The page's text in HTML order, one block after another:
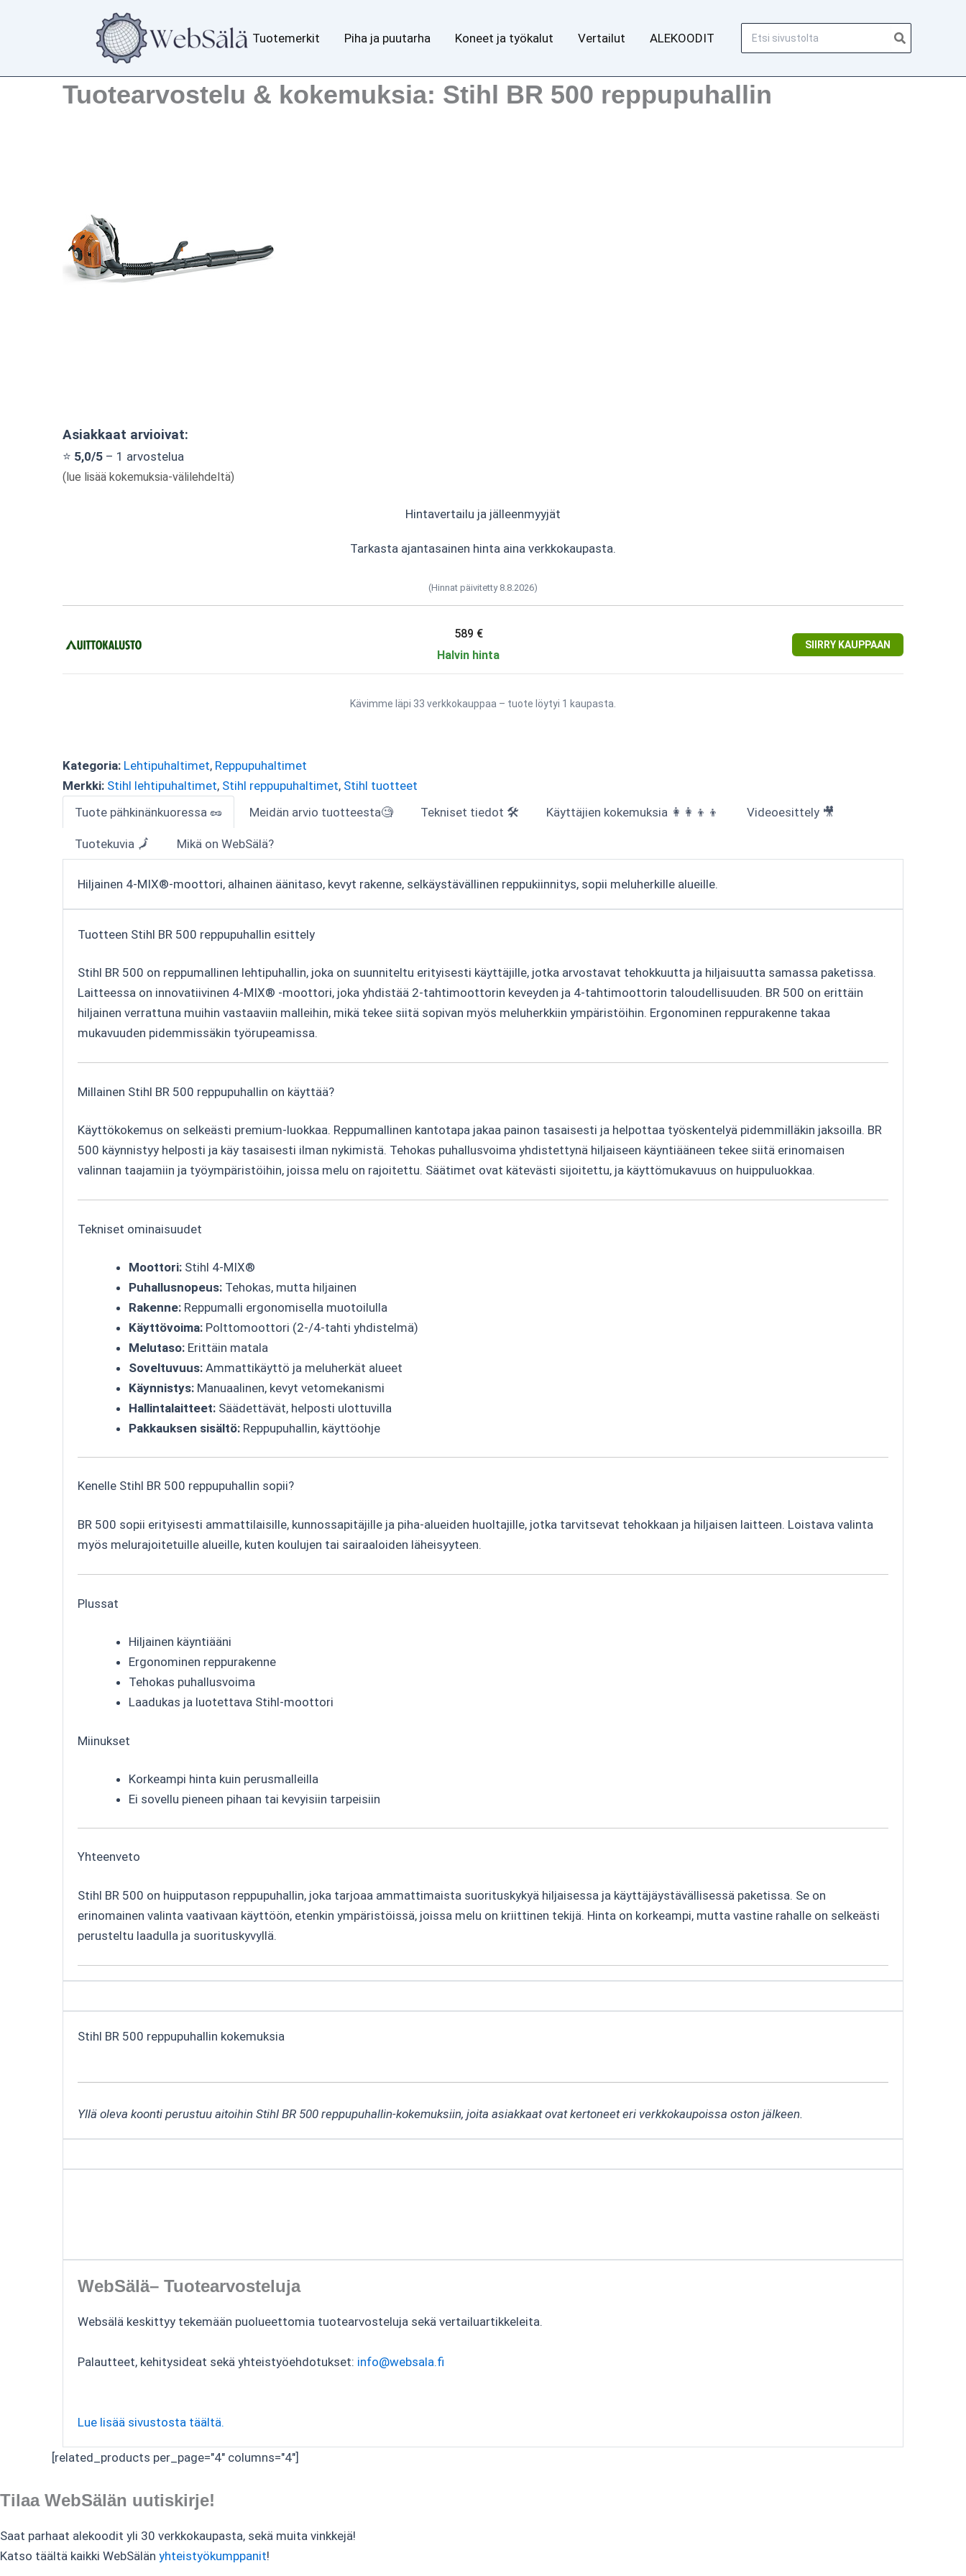
Tuotemerkit Piha ja puutarha Koneet ja työkalut Vertailut ALEKOODIT
Tuotearvostelu & kokemuksia: Stihl BR 500 reppupuhallin
Asiakkaat arvioivat:
⭐ 5,0/5 – 1 arvostelua
(lue lisää kokemuksia-välilehdeltä)
Hintavertailu ja jälleenmyyjät
Tarkasta ajantasainen hinta aina verkkokaupasta.
(Hinnat päivitetty 8.8.2026)
589 €
Halvin hinta
SIIRRY KAUPPAAN
Kävimme läpi 33 verkkokauppaa – tuote löytyi 1 kaupasta.
Kategoria: Lehtipuhaltimet, Reppupuhaltimet
Merkki: Stihl lehtipuhaltimet, Stihl reppupuhaltimet, Stihl tuotteet
Tuote pähkinänkuoressa 🥜
Meidän arvio tuotteesta🧐 Tekniset tiedot 🛠 Käyttäjien kokemuksia 👩‍👩‍👦‍👦 Videoesittely 🎥
Tuotekuvia 🗾 Mikä on WebSälä?
Hiljainen 4-MIX®-moottori, alhainen äänitaso, kevyt rakenne, selkäystävällinen reppukiinnitys, sopii meluherkille alueille.
Tuotteen Stihl BR 500 reppupuhallin esittely
Stihl BR 500 on reppumallinen lehtipuhallin, joka on suunniteltu erityisesti käyttäjille, jotka arvostavat tehokkuutta ja hiljaisuutta samassa paketissa.
Laitteessa on innovatiivinen 4-MIX® -moottori, joka yhdistää 2-tahtimoottorin keveyden ja 4-tahtimoottorin taloudellisuuden. BR 500 on erittäin
hiljainen verrattuna muihin vastaaviin malleihin, mikä tekee siitä sopivan myös meluherkkiin ympäristöihin. Ergonominen reppurakenne takaa
mukavuuden pidemmissäkin työrupeamissa.
Millainen Stihl BR 500 reppupuhallin on käyttää?
Käyttökokemus on selkeästi premium-luokkaa. Reppumallinen kantotapa jakaa painon tasaisesti ja helpottaa työskentelyä pidemmilläkin jaksoilla. BR
500 käynnistyy helposti ja käy tasaisesti ilman nykimistä. Tehokas puhallusvoima yhdistettynä hiljaiseen käyntiääneen tekee siitä erinomaisen
valinnan taajamiin ja työympäristöihin, joissa melu on rajoitettu. Säätimet ovat kätevästi sijoitettu, ja käyttömukavuus on huippuluokkaa.
Tekniset ominaisuudet
Moottori: Stihl 4-MIX®
Puhallusnopeus: Tehokas, mutta hiljainen
Rakenne: Reppumalli ergonomisella muotoilulla
Käyttövoima: Polttomoottori (2-/4-tahti yhdistelmä)
Melutaso: Erittäin matala
Soveltuvuus: Ammattikäyttö ja meluherkät alueet
Käynnistys: Manuaalinen, kevyt vetomekanismi
Hallintalaitteet: Säädettävät, helposti ulottuvilla
Pakkauksen sisältö: Reppupuhallin, käyttöohje
Kenelle Stihl BR 500 reppupuhallin sopii?
BR 500 sopii erityisesti ammattilaisille, kunnossapitäjille ja piha-alueiden huoltajille, jotka tarvitsevat tehokkaan ja hiljaisen laitteen. Loistava valinta
myös melurajoitetuille alueille, kuten koulujen tai sairaaloiden läheisyyteen.
Plussat
Hiljainen käyntiääni
Ergonominen reppurakenne
Tehokas puhallusvoima
Laadukas ja luotettava Stihl-moottori
Miinukset
Korkeampi hinta kuin perusmalleilla
Ei sovellu pieneen pihaan tai kevyisiin tarpeisiin
Yhteenveto
Stihl BR 500 on huipputason reppupuhallin, joka tarjoaa ammattimaista suorituskykyä hiljaisessa ja käyttäjäystävällisessä paketissa. Se on
erinomainen valinta vaativaan käyttöön, etenkin ympäristöissä, joissa melu on kriittinen tekijä. Hinta on korkeampi, mutta vastine rahalle on selkeästi
perusteltu laadulla ja suorituskyvyllä.
Stihl BR 500 reppupuhallin kokemuksia
Yllä oleva koonti perustuu aitoihin Stihl BR 500 reppupuhallin-kokemuksiin, joita asiakkaat ovat kertoneet eri verkkokaupoissa oston jälkeen.
WebSälä– Tuotearvosteluja
Websälä keskittyy tekemään puolueettomia tuotearvosteluja sekä vertailuartikkeleita.
Palautteet, kehitysideat sekä yhteistyöehdotukset: info@websala.fi
Lue lisää sivustosta täältä.
[related_products per_page="4" columns="4"]
Tilaa WebSälän uutiskirje!
Saat parhaat alekoodit yli 30 verkkokaupasta, sekä muita vinkkejä!
Katso täältä kaikki WebSälän yhteistyökumppanit!